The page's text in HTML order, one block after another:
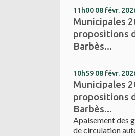
11h00 08 févr.
Municipales
propositions
Barbès...
10h59 08 févr.
Municipales
propositions
Barbès...
Apaisement des
de circulation